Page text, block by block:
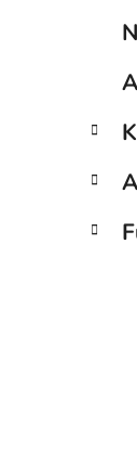
n
í
p
n